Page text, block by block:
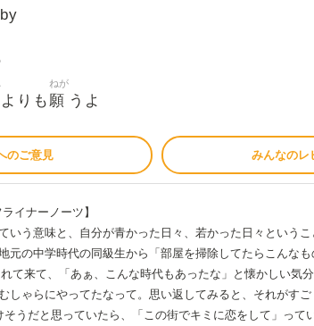
よりも 願
ねが
うよ
のご意見 みんなのレ
イナーノーツ】
いう意味と、自分が青かった日々、若かった日々という
元の中学時代の同級生から「部屋を掃除してたらこんな
て来て、「あぁ、こんな時代もあったな」と懐かしい気
しゃらにやってたなって。思い返してみると、それがす
うだと思っていたら、「この街でキミに恋をして」って